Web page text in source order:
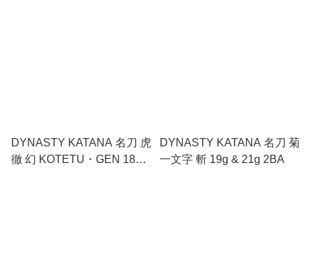
DYNASTY KATANA 名刀 虎
徹 幻 KOTETU・GEN 18g
DYNASTY KATANA 名刀 菊
一文字 斬 19g & 21g 2BA